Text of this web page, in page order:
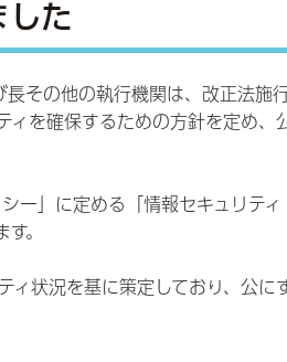
した
その他の執行機関は、改正法施
ィを確保するための方針を定め、
ー」に定める「情報セキュリティ
。
ィ状況を基に策定しており、公に